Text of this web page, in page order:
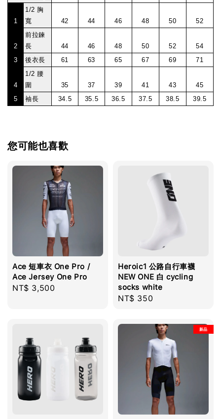
1
1/2 胸
寬
42 44 46 48 50 52
2
前拉鍊
長
44 46 48 50 52
54
3
後衣長 61 63 65 67 69 71
4
1/2 腰
圍
35 37 39 41 43
45
5
袖長 34.5 35.5 36.5 37.5 38.5 39.5
您可能也喜歡
Ace 短車衣 One Pro /
Ace Jersey One Pro
Regular
NT$ 3,500
Heroic1 公路自行車襪
NEW ONE 白 cycling
socks white
Regular
NT$ 350
新品